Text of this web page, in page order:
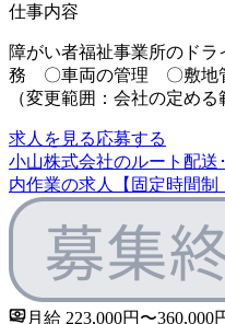
仕事内容
障がい者福祉事業所のド
務 〇車両の管理 〇敷
（変更範囲：会社の定める
求人を見る応募する
小山株式会社のルート配
内作業の求人【固定時間
月給 223,000円〜360,000